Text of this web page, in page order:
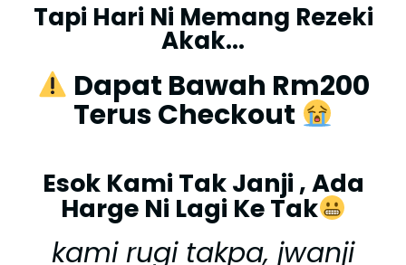
Tapi Hari Ni Memang Rezeki
Akak...
Dapat Bawah Rm200
Terus Checkout
Esok Kami Tak Janji , Ada
Harge Ni Lagi Ke Tak
kami rugi takpa, jwanji